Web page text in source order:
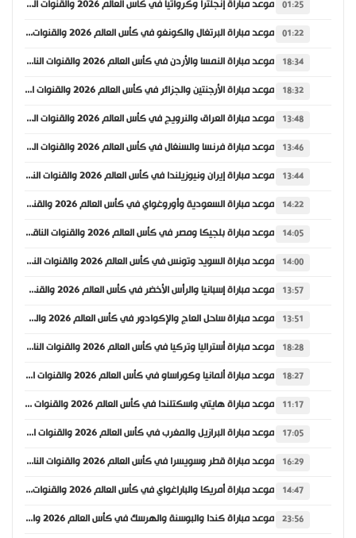
01:25 موعد مباراة إنجلترا وكرواتيا في كأس العالم 2026 والقنوات الناقلة
01:22 موعد مباراة البرتغال والكونغو في كأس العالم 2026 والقنوات الناقلة
18:34 موعد مباراة النمسا والأردن في كأس العالم 2026 والقنوات الناقلة
18:32 موعد مباراة الأرجنتين والجزائر في كأس العالم 2026 والقنوات الناقلة
13:48 موعد مباراة العراق والنرويج في كأس العالم 2026 والقنوات الناقلة
13:46 موعد مباراة فرنسا والسنغال في كأس العالم 2026 والقنوات الناقلة
13:44 موعد مباراة إيران ونيوزيلندا في كأس العالم 2026 والقنوات الناقلة
14:22 موعد مباراة السعودية وأوروغواي في كأس العالم 2026 والقنوات الناقلة
14:05 موعد مباراة بلجيكا ومصر في كأس العالم 2026 والقنوات الناقلة
14:00 موعد مباراة السويد وتونس في كأس العالم 2026 والقنوات الناقلة
13:57 موعد مباراة إسبانيا والرأس الأخضر في كأس العالم 2026 والقنوات الناقلة
13:51 موعد مباراة ساحل العاج والإكوادور في كأس العالم 2026 والقنوات الناقلة
18:28 موعد مباراة أستراليا وتركيا في كأس العالم 2026 والقنوات الناقلة
18:27 موعد مباراة ألمانيا وكوراساو في كأس العالم 2026 والقنوات الناقلة
11:17 موعد مباراة هايتي واسكتلندا في كأس العالم 2026 والقنوات الناقلة
17:05 موعد مباراة البرازيل والمغرب في كأس العالم 2026 والقنوات الناقلة
16:29 موعد مباراة قطر وسويسرا في كأس العالم 2026 والقنوات الناقلة
14:47 موعد مباراة أمريكا والباراغواي في كأس العالم 2026 والقنوات الناقلة
23:56 موعد مباراة كندا والبوسنة والهرسك في كأس العالم 2026 والقنوات الناقلة